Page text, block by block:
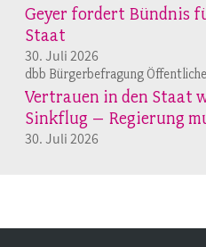
Geyer fordert Bündnis
Staat
30. Juli 2026
dbb Bürgerbefragung
Vertrauen in den Staat
Sinkflug – Regierung
30. Juli 2026